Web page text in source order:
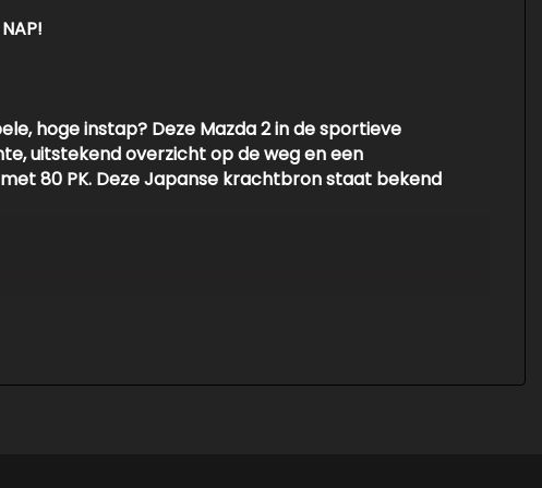
hoge instap? Deze Mazda 2 in de sportieve
uitstekend overzicht op de weg en een
80 PK. Deze Japanse krachtbron staat bekend
vooren een in hoogte verstelbare